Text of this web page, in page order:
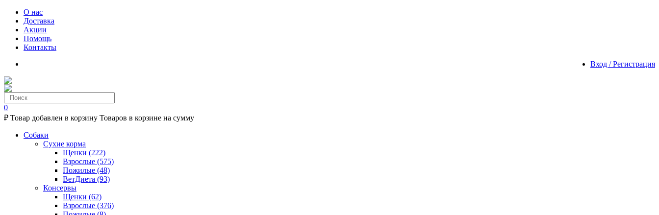
О нас
Доставка
Акции
Помощь
Контакты
Вход / Регистрация
0
₽ Товар добавлен в корзину Товаров в корзине на сумму
Собаки
Сухие корма
Щенки (222)
Взрослые (575)
Пожилые (48)
ВетДиета (93)
Консервы
Щенки (62)
Взрослые (376)